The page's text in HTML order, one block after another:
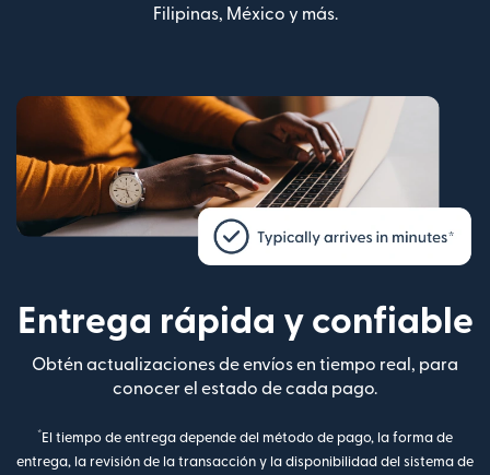
Filipinas, México y más.
Entrega rápida y confiable
Obtén actualizaciones de envíos en tiempo real, para
conocer el estado de cada pago.
* El tiempo de entrega depende del método de pago, la forma de
entrega, la revisión de la transacción y la disponibilidad del sistema de